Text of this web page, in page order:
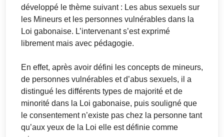
développé le thème suivant : Les abus sexuels sur
les Mineurs et les personnes vulnérables dans la
Loi gabonaise. L’intervenant s’est exprimé
librement mais avec pédagogie.
En effet, après avoir défini les concepts de mineurs,
de personnes vulnérables et d’abus sexuels, il a
distingué les différents types de majorité et de
minorité dans la Loi gabonaise, puis souligné que
le consentement n’existe pas chez la personne tant
qu’aux yeux de la Loi elle est définie comme